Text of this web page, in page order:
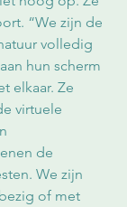
“We zijn de
volledig
hun scherm
elkaar. Ze
virtuele
de
We zijn
of met